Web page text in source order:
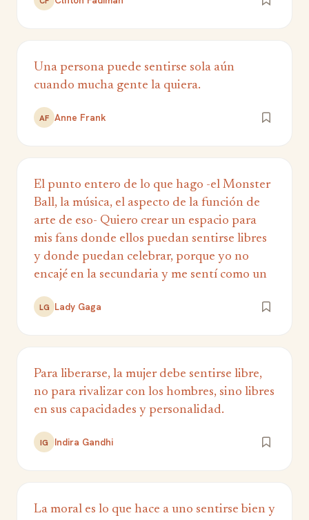
Una persona puede sentirse sola aún
cuando mucha gente la quiera.
AF Anne Frank
El punto entero de lo que hago -el Monster
Ball, la música, el aspecto de la función de
arte de eso- Quiero crear un espacio para
mis fans donde ellos puedan sentirse libres
y donde puedan celebrar, porque yo no
encajé en la secundaria y me sentí como un
LG Lady Gaga
‎Para liberarse, la mujer debe sentirse libre,
no para rivalizar con los hombres, sino libres
en sus capacidades y personalidad.
IG Indira Gandhi
La moral es lo que hace a uno sentirse bien y